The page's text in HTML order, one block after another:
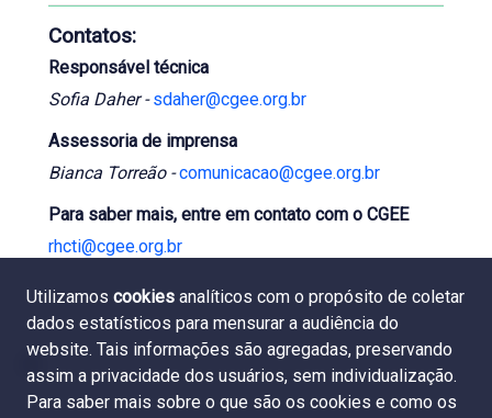
Contatos:
Responsável técnica
Sofia Daher -sdaher@cgee.org.br
Assessoria de imprensa
Bianca Torreão -comunicacao@cgee.org.br
Para saber mais, entre em contato com o CGEE
rhcti@cgee.org.br
Utilizamos cookies analíticos com o propósito de coletar
dados estatísticos para mensurar a audiência do
website. Tais informações são agregadas, preservando
assim a privacidade dos usuários, sem individualização.
Para saber mais sobre o que são os cookies e como os